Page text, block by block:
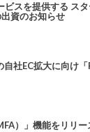
スを提供する ス
資のお知らせ
社EC拡大に向け
）」機能をリリー